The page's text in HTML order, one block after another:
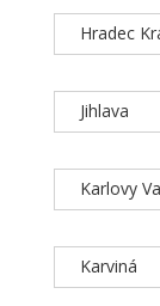
Hradec
Jihlava
Karlovy
Karviná